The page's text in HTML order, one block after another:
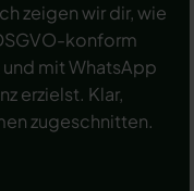
zeigen wir dir, wie
konform
mit WhatsApp
erzielst. Klar,
zugeschnitten.